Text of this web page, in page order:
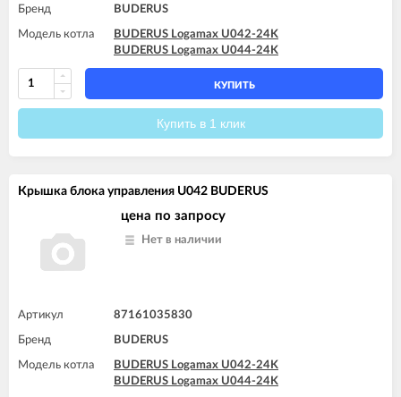
Бренд BUDERUS
Модель котла
BUDERUS Logamax U042-24K
BUDERUS Logamax U044-24K
КУПИТЬ
Купить в 1 клик
Крышка блока управления U042 BUDERUS
цена по запросу
Нет в наличии
Артикул 87161035830
Бренд BUDERUS
Модель котла
BUDERUS Logamax U042-24K
BUDERUS Logamax U044-24K